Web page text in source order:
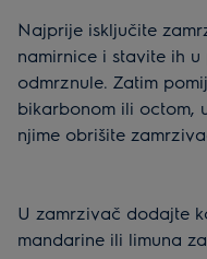
Najprije isključite
namirnice i stavite ih
odmrznule. Zatim
bikarbonom ili octom,
njime obrišite
U zamrzivač dodajte
mandarine ili limuna